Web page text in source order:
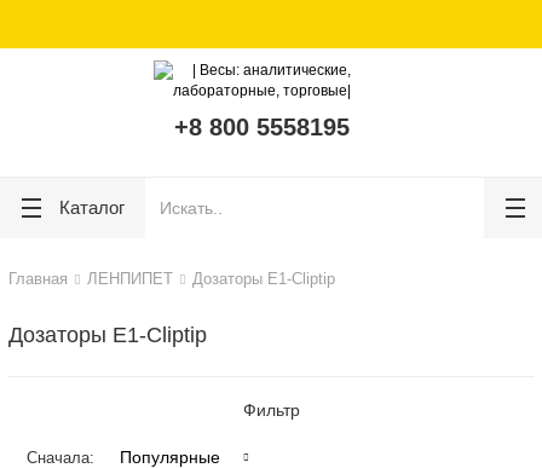
+8 800 5558195
Каталог
Главная ЛЕНПИПЕТ Дозаторы E1-Cliptip
Дозаторы E1-Cliptip
Фильтр
Сначала: Популярные